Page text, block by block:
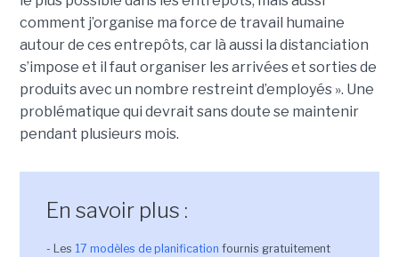
comment j’organise ma force de travail humaine
autour de ces entrepôts, car là aussi la distanciation
s’impose et il faut organiser les arrivées et sorties de
produits avec un nombre restreint d’employés ». Une
problématique qui devrait sans doute se maintenir
pendant plusieurs mois.
En savoir plus :
- Les 17 modèles de planification fournis gratuitement